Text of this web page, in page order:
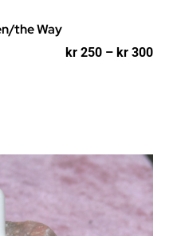
the Way
kr 250 – kr 300